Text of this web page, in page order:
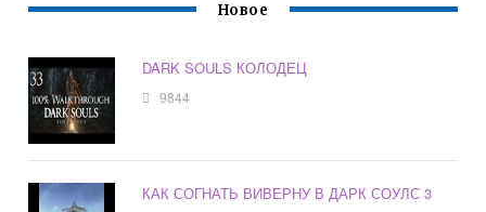
Новое
DARK SOULS КОЛОДЕЦ
9844
КАК СОГНАТЬ ВИВЕРНУ В ДАРК СОУЛС 3